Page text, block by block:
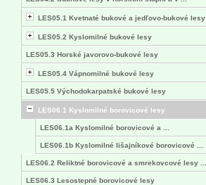
LES05.1 Kvetnaté bukové a jedľovo-bukové lesy
LES05.2 Kyslomilné bukové lesy
LES05.3 Horské javorovo-bukové lesy
LES05.4 Vápnomilné bukové lesy
LES05.5 Východokarpatské bukové lesy
LES06.1 Kyslomilné borovicové lesy
LES06.1a Kyslomilné borovicové a ...
LES06.1b Kyslomilné lišajníkové borovicové ...
LES06.2 Reliktné borovicové a smrekovcové lesy ...
LES06.3 Lesostepné borovicové lesy